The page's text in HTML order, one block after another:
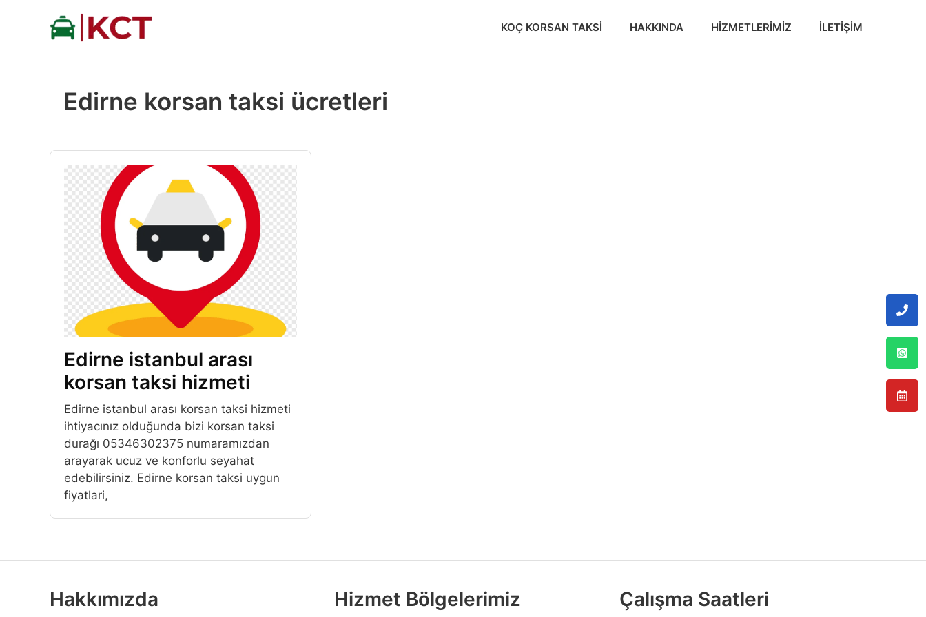
KOÇ KORSAN TAKSI HAKKINDA HIZMETLERIMIZ İLETIŞIM
Edirne korsan taksi ücretleri
Edirne istanbul arası
korsan taksi hizmeti
Edirne istanbul arası korsan taksi hizmeti
ihtiyacınız olduğunda bizi korsan taksi
durağı 05346302375 numaramızdan
arayarak ucuz ve konforlu seyahat
edebilirsiniz. Edirne korsan taksi uygun
fiyatlari,
Hakkımızda Hizmet Bölgelerimiz Çalışma Saatleri